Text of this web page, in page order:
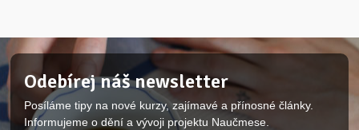
Odebírej náš newsletter
Posíláme tipy na nové kurzy, zajímavé a přínosné články.
Informujeme o dění a vývoji projektu Naučmese.